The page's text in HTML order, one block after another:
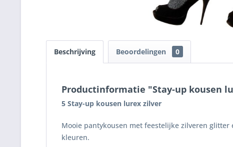
Beschrijving Beoordelingen 0
Productinformatie "Stay-up kousen
5 Stay-up kousen lurex zilver
Mooie pantykousen met feestelijke zilveren
kleuren.